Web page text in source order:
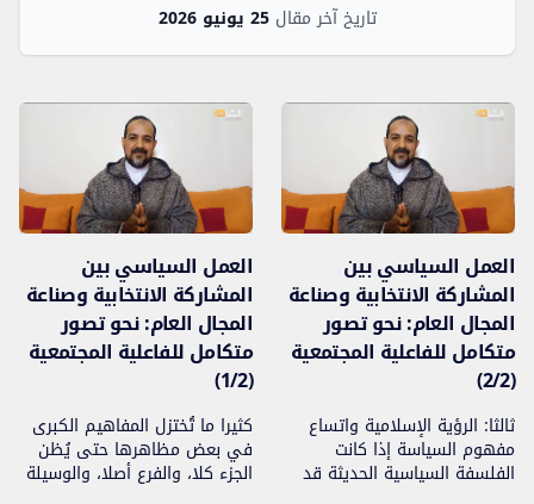
تاريخ آخر مقال 25 يونيو 2026
العمل السياسي بين
المشاركة الانتخابية وصناعة
المجال العام: نحو تصور
متكامل للفاعلية المجتمعية
(2/2)
ثالثا: الرؤية الإسلامية واتساع
مفهوم السياسة إذا كانت
الفلسفة السياسية الحديثة قد
العمل السياسي بين
المشاركة الانتخابية وصناعة
المجال العام: نحو تصور
متكامل للفاعلية المجتمعية
(1/2)
كثيرا ما تُختزل المفاهيم الكبرى
في بعض مظاهرها حتى يُظن
الجزء كلا، والفرع أصلا، والوسيلة